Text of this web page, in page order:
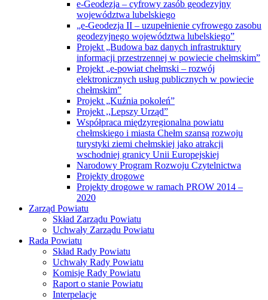
e-Geodezja – cyfrowy zasób geodezyjny
województwa lubelskiego
„e-Geodezja II – uzupełnienie cyfrowego zasobu
geodezyjnego województwa lubelskiego”
Projekt „Budowa baz danych infrastruktury
informacji przestrzennej w powiecie chełmskim”
Projekt „e-powiat chełmski – rozwój
elektronicznych usług publicznych w powiecie
chełmskim”
Projekt „Kuźnia pokoleń”
Projekt ,,Lepszy Urząd”
Współpraca międzyregionalna powiatu
chełmskiego i miasta Chełm szansą rozwoju
turystyki ziemi chełmskiej jako atrakcji
wschodniej granicy Unii Europejskiej
Narodowy Program Rozwoju Czytelnictwa
Projekty drogowe
Projekty drogowe w ramach PROW 2014 –
2020
Zarząd Powiatu
Skład Zarządu Powiatu
Uchwały Zarządu Powiatu
Rada Powiatu
Skład Rady Powiatu
Uchwały Rady Powiatu
Komisje Rady Powiatu
Raport o stanie Powiatu
Interpelacje